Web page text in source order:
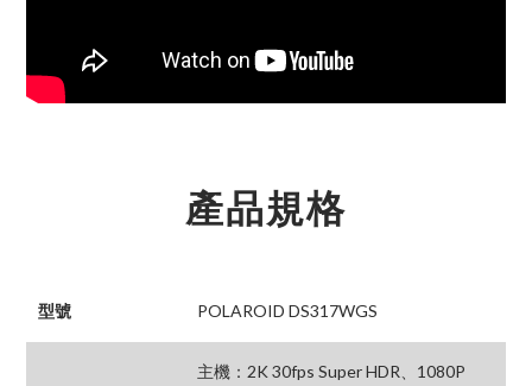
產品規格
型號 POLAROID DS317WGS
主機：2K 30fps Super HDR、1080P